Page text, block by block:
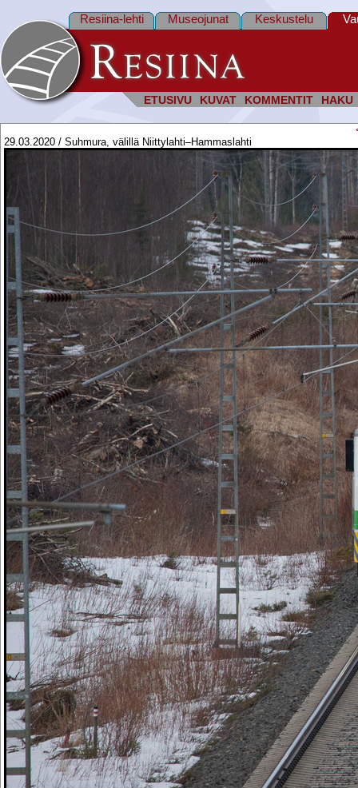
ETUSIVU KUVAT KOMMENTIT HAKU
Resiina-lehti Museojunat Keskustelu
29.03.2020 / Suhmura, välillä Niittylahti–Hammaslahti